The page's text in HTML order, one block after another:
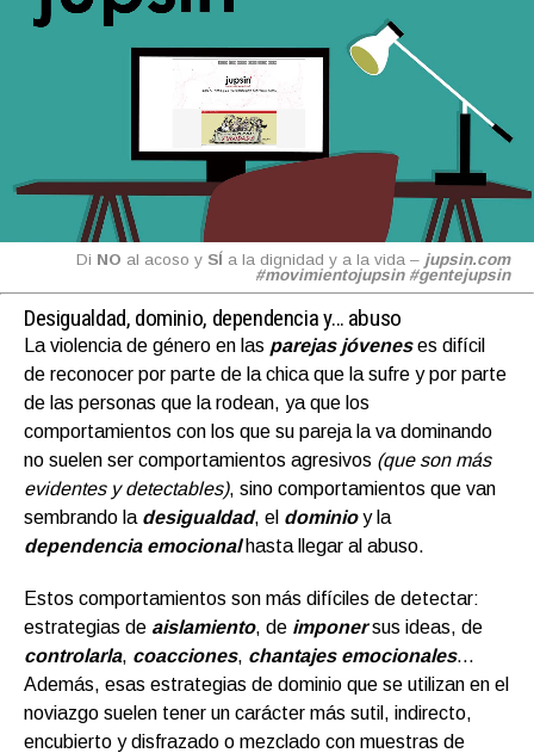
Di NO al acoso y SÍ a la dignidad y a la vida – jupsin.com
#movimientojupsin #gentejupsin
Desigualdad, dominio, dependencia y… abuso
La violencia de género en las parejas jóveneses difícil
de reconocer por parte de la chica que la sufre y por parte
de las personas que la rodean, ya que los
comportamientos con los que su pareja la va dominando
no suelen ser comportamientos agresivos (que son más
evidentes y detectables), sino comportamientos que van
sembrando la desigualdad, el dominioy la
dependencia emocionalhasta llegar al abuso.
Estos comportamientos son más difíciles de detectar:
estrategias de aislamiento, de imponersus ideas, de
controlarla, coacciones, chantajes emocionales…
Además, esas estrategias de dominio que se utilizan en el
noviazgo suelen tener un carácter más sutil, indirecto,
encubierto y disfrazado o mezclado con muestras de